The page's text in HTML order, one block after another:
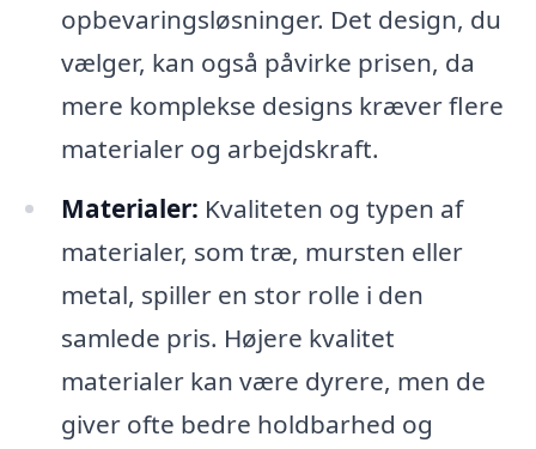
opbevaringsløsninger. Det design, du
vælger, kan også påvirke prisen, da
mere komplekse designs kræver flere
materialer og arbejdskraft.
Materialer: Kvaliteten og typen af
materialer, som træ, mursten eller
metal, spiller en stor rolle i den
samlede pris. Højere kvalitet
materialer kan være dyrere, men de
giver ofte bedre holdbarhed og